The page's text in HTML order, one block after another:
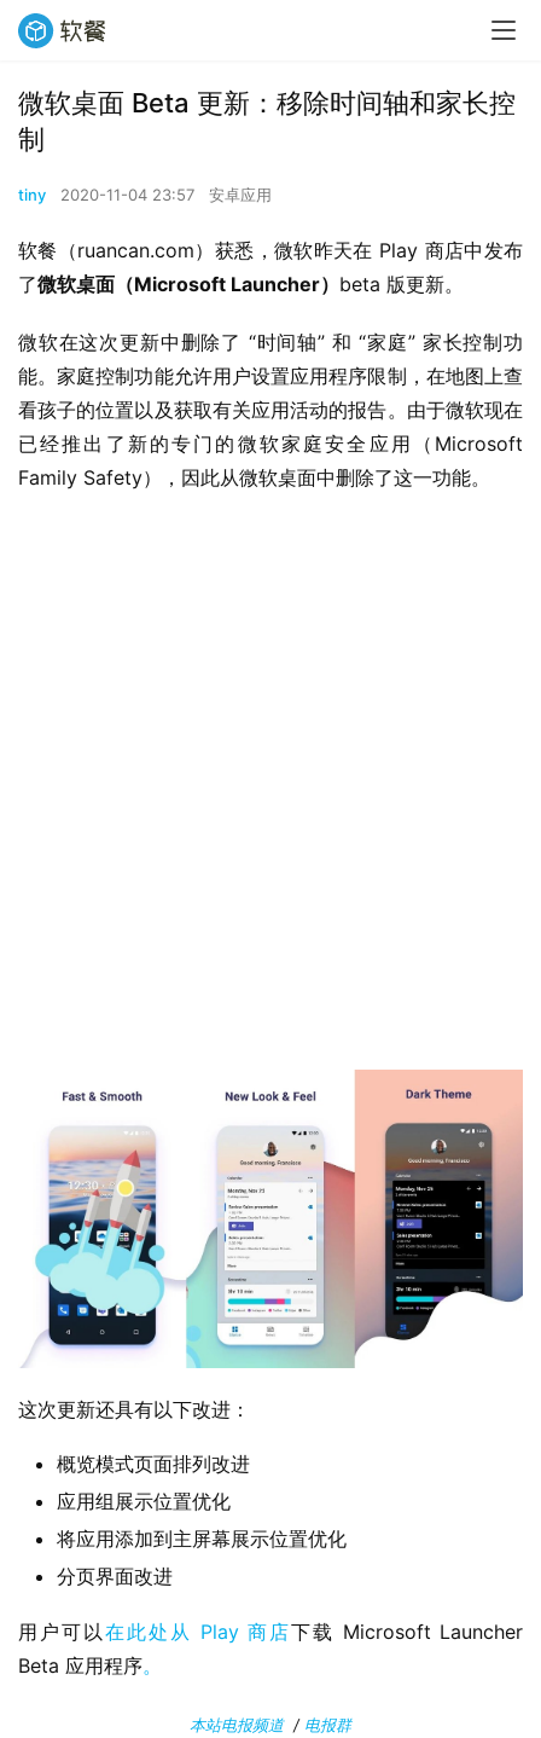
i
1
C
安
微软桌面 Beta 更新：移除时间轴和家长控
制
tiny 2020-11-04 23:57 安卓应用
软餐（ruancan.com）获悉，微软昨天在 Play 商店中发布
了微软桌面（Microsoft Launcher） beta 版更新。
微软在这次更新中删除了 “时间轴” 和 “家庭” 家长控制功
能。家庭控制功能允许用户设置应用程序限制，在地图上查
看孩子的位置以及获取有关应用活动的报告。由于微软现在
已经推出了新的专门的微软家庭安全应用（Microsoft
Family Safety），因此从微软桌面中删除了这一功能。
这次更新还具有以下改进：
概览模式页面排列改进
应用组展示位置优化
将应用添加到主屏幕展示位置优化
分页界面改进
用户可以在此处从 Play 商店下载 Microsoft Launcher
Beta 应用程序。
本站电报频道/ 电报群